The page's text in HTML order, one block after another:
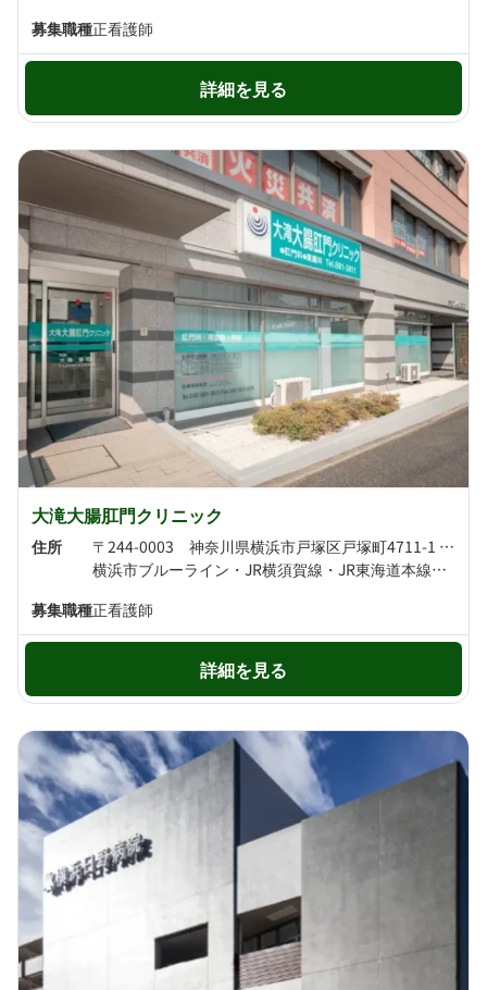
募集職種正看護師
詳細を見る
大滝大腸肛門クリニック
住所
〒244-0003 神奈川県横浜市戸塚区戸塚町4711-1 オセアン矢沢ビル1F
横浜市ブルーライン・JR横須賀線・JR東海道本線・JR湘南新宿ライン・JR上野東京ライン 戸塚駅より徒歩8分 横浜市ブルーライン 踊場駅より徒歩12分
募集職種正看護師
詳細を見る